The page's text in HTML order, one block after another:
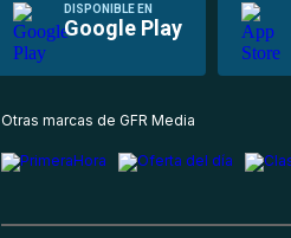
DISPONIBLE EN
Google Play
Otras marcas de GFR Media